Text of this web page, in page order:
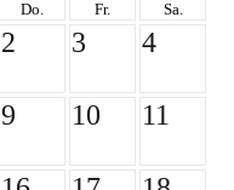
Do. Fr. Sa.
2 3 4
9 10 11